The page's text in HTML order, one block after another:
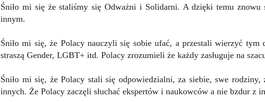
Śniło mi się że staliśmy się Odważni i Solidarni. A dzięki temu
innym.
Śniło mi się, że Polacy nauczyli się sobie ufać, a przestali wierzyć
straszą Gender, LGBT+ itd. Polacy zrozumieli że każdy zasługuje na
Śniło mi się, że Polacy stali się odpowiedzialni, za siebie, swe
innych. Że Polacy zaczęli słuchać ekspertów i naukowców a nie bzdur z